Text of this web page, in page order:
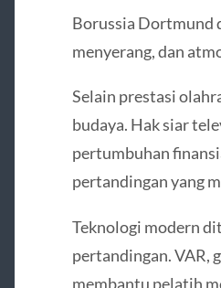
Borussia Dortmund
menyerang, dan
Selain prestasi
budaya. Hak siar
pertumbuhan
pertandingan yang
Teknologi modern
pertandingan. VAR,
membantu pelatih